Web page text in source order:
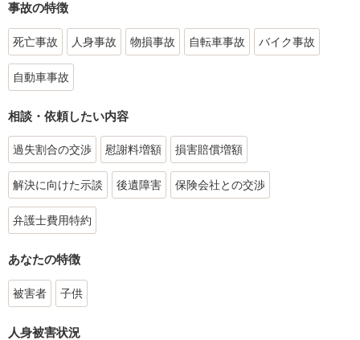
事故の特徴
死亡事故 人身事故 物損事故 自転車事故 バイク事故
自動車事故
相談・依頼したい内容
過失割合の交渉 慰謝料増額 損害賠償増額
解決に向けた示談 後遺障害 保険会社との交渉
弁護士費用特約
あなたの特徴
被害者 子供
人身被害状況